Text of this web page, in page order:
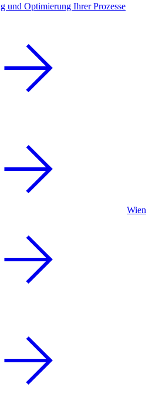
und Optimierung Ihrer Prozesse
Wien